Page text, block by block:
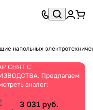
напольных
СНЯТ С
Предлагаем
аналог:
3 031 руб.